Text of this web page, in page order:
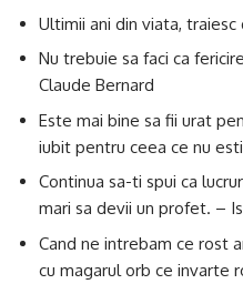
Ultimii ani din viata,
Nu trebuie sa faci ca
Claude Bernard
Este mai bine sa fii urat
iubit pentru ceea ce nu
Continua sa-ti spui ca
mari sa devii un profet. –
Cand ne intrebam ce rost
cu magarul orb ce invarte